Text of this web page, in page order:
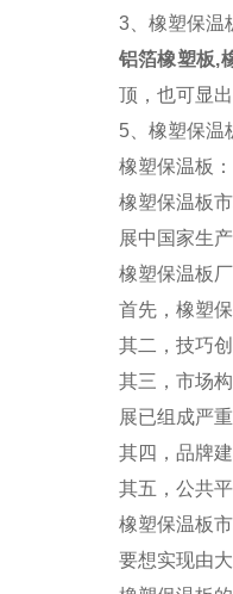
3、橡塑保温
铝箔橡塑板,
顶，也可显
5、橡塑保温
橡塑保温板
橡塑保温板
展中国家生
橡塑保温板
首先，橡塑
其二，技巧
其三，市场
展已组成严
其四，品牌
其五，公共
橡塑保温板
要想实现由